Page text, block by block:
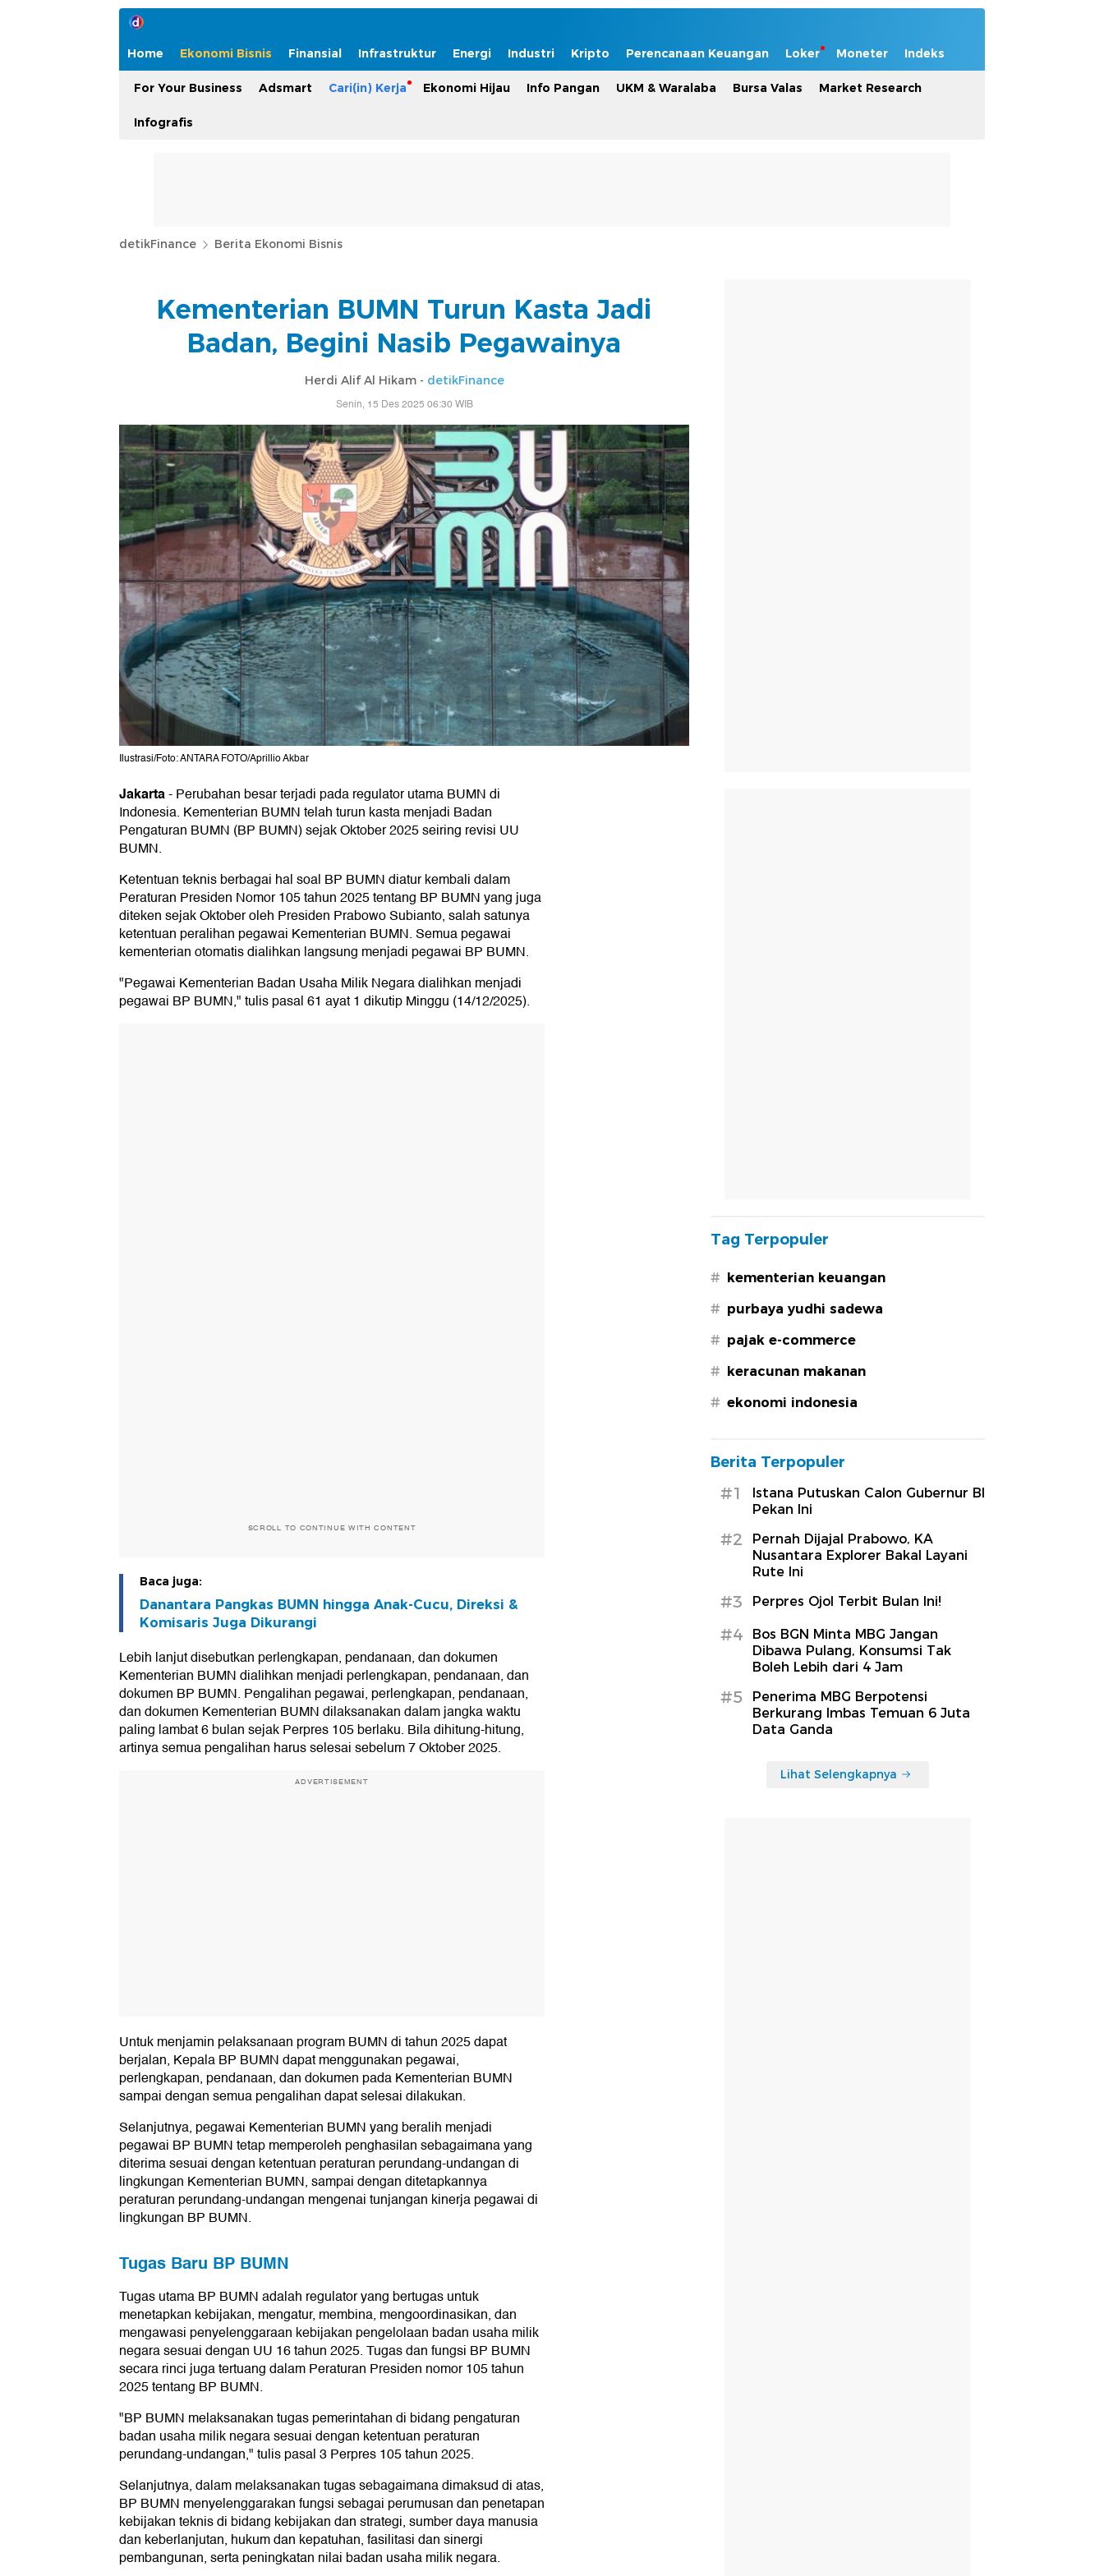
Home Ekonomi Bisnis Finansial Infrastruktur Energi Industri Kripto Perencanaan Keuangan Loker Moneter Indeks
For Your Business Adsmart Cari(in) Kerja Ekonomi Hijau Info Pangan UKM & Waralaba Bursa Valas Market Research
Infografis
detikFinance Berita Ekonomi Bisnis
Kementerian BUMN Turun Kasta Jadi
Badan, Begini Nasib Pegawainya
Herdi Alif Al Hikam - detikFinance
Senin, 15 Des 2025 06:30 WIB
Ilustrasi/Foto: ANTARA FOTO/Aprillio Akbar
Jakarta-Perubahan besar terjadi pada regulator utama BUMN di
Indonesia. Kementerian BUMN telah turun kasta menjadi Badan
Pengaturan BUMN (BP BUMN) sejak Oktober 2025 seiring revisi UU
BUMN.
Ketentuan teknis berbagai hal soal BP BUMN diatur kembali dalam
Peraturan Presiden Nomor 105 tahun 2025 tentang BP BUMN yang juga
diteken sejak Oktober oleh Presiden Prabowo Subianto, salah satunya
ketentuan peralihan pegawai Kementerian BUMN. Semua pegawai
kementerian otomatis dialihkan langsung menjadi pegawai BP BUMN.
"Pegawai Kementerian Badan Usaha Milik Negara dialihkan menjadi
pegawai BP BUMN," tulis pasal 61 ayat 1 dikutip Minggu (14/12/2025).
SCROLL TO CONTINUE WITH CONTENT
Baca juga:
Danantara Pangkas BUMN hingga Anak-Cucu, Direksi &
Komisaris Juga Dikurangi
Lebih lanjut disebutkan perlengkapan, pendanaan, dan dokumen
Kementerian BUMN dialihkan menjadi perlengkapan, pendanaan, dan
dokumen BP BUMN. Pengalihan pegawai, perlengkapan, pendanaan,
dan dokumen Kementerian BUMN dilaksanakan dalam jangka waktu
paling lambat 6 bulan sejak Perpres 105 berlaku. Bila dihitung-hitung,
artinya semua pengalihan harus selesai sebelum 7 Oktober 2025.
ADVERTISEMENT
Untuk menjamin pelaksanaan program BUMN di tahun 2025 dapat
berjalan, Kepala BP BUMN dapat menggunakan pegawai,
perlengkapan, pendanaan, dan dokumen pada Kementerian BUMN
sampai dengan semua pengalihan dapat selesai dilakukan.
Selanjutnya, pegawai Kementerian BUMN yang beralih menjadi
pegawai BP BUMN tetap memperoleh penghasilan sebagaimana yang
diterima sesuai dengan ketentuan peraturan perundang-undangan di
lingkungan Kementerian BUMN, sampai dengan ditetapkannya
peraturan perundang-undangan mengenai tunjangan kinerja pegawai di
lingkungan BP BUMN.
Tugas Baru BP BUMN
Tugas utama BP BUMN adalah regulator yang bertugas untuk
menetapkan kebijakan, mengatur, membina, mengoordinasikan, dan
mengawasi penyelenggaraan kebijakan pengelolaan badan usaha milik
negara sesuai dengan UU 16 tahun 2025. Tugas dan fungsi BP BUMN
secara rinci juga tertuang dalam Peraturan Presiden nomor 105 tahun
2025 tentang BP BUMN.
"BP BUMN melaksanakan tugas pemerintahan di bidang pengaturan
badan usaha milik negara sesuai dengan ketentuan peraturan
perundang-undangan," tulis pasal 3 Perpres 105 tahun 2025.
Selanjutnya, dalam melaksanakan tugas sebagaimana dimaksud di atas,
BP BUMN menyelenggarakan fungsi sebagai perumusan dan penetapan
kebijakan teknis di bidang kebijakan dan strategi, sumber daya manusia
dan keberlanjutan, hukum dan kepatuhan, fasilitasi dan sinergi
pembangunan, serta peningkatan nilai badan usaha milik negara.
Tag Terpopuler
# kementerian keuangan
# purbaya yudhi sadewa
# pajak e-commerce
# keracunan makanan
# ekonomi indonesia
Berita Terpopuler
#1
Istana Putuskan Calon Gubernur BI
Pekan Ini
#2
Pernah Dijajal Prabowo, KA
Nusantara Explorer Bakal Layani
Rute Ini
#3 Perpres Ojol Terbit Bulan Ini!
#4
Bos BGN Minta MBG Jangan
Dibawa Pulang, Konsumsi Tak
Boleh Lebih dari 4 Jam
#5
Penerima MBG Berpotensi
Berkurang Imbas Temuan 6 Juta
Data Ganda
Lihat Selengkapnya